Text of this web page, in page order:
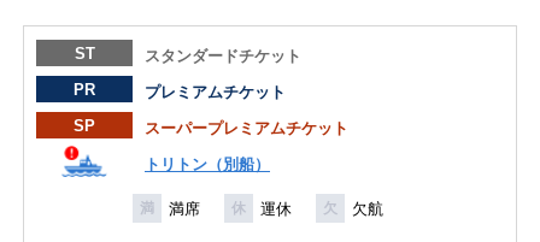
ST
スタンダードチケット
PR
プレミアムチケット
SP
スーパープレミアムチケット
トリトン（別船）
満 満席 休 運休 欠 欠航